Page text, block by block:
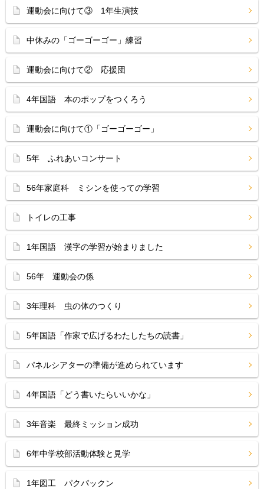
運動会に向けて③ 1年生演技
中休みの「ゴーゴーゴー」練習
運動会に向けて② 応援団
4年国語 本のポップをつくろう
運動会に向けて①「ゴーゴーゴー」
5年 ふれあいコンサート
56年家庭科 ミシンを使っての学習
トイレの工事
1年国語 漢字の学習が始まりました
56年 運動会の係
3年理科 虫の体のつくり
5年国語「作家で広げるわたしたちの読書」
パネルシアターの準備が進められています
4年国語「どう書いたらいいかな」
3年音楽 最終ミッション成功
6年中学校部活動体験と見学
1年図工 パクパックン